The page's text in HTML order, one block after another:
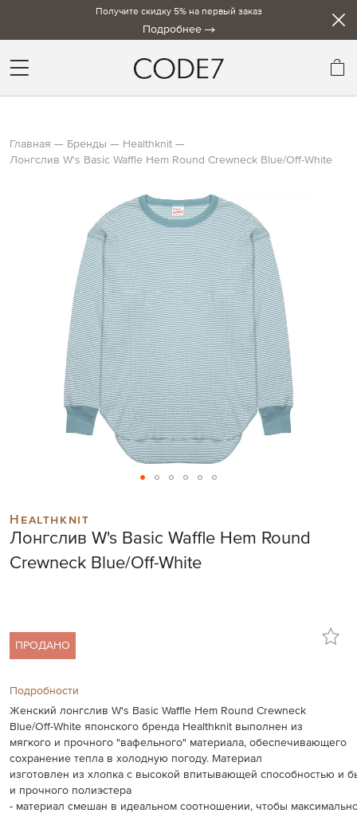
Получите скидку 5% на первый заказ
Подробнее
Главная Бренды
Healthknit
Лонгслив W's Basic Waffle Hem Round Crewneck Blue/Off-White
to
beginning
of
Healthknit
Лонгслив W's Basic Waffle Hem Round
Crewneck Blue/Off-White
ПРОДАНО
Подробности
Женский лонгслив W's Basic Waffle Hem Round Crewneck
Blue/Off-White японского бренда Healthknit выполнен из
мягкого и прочного "вафельного" материала, обеспечивающего
сохранение тепла в холодную погоду. Материал
изготовлен из хлопка с высокой впитывающей способностью и
и прочного полиэстера
- материал смешан в идеальном соотношении, чтобы